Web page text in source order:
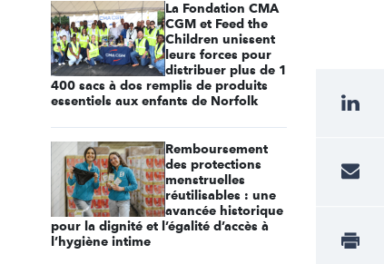
La Fondation CMA
CGM et Feed the
Children unissent
leurs forces pour
distribuer plus de 1
400 sacs à dos remplis de produits
essentiels aux enfants de Norfolk
Remboursement
des protections
menstruelles
réutilisables : une
avancée historique
pour la dignité et l’égalité d’accès à
l’hygiène intime